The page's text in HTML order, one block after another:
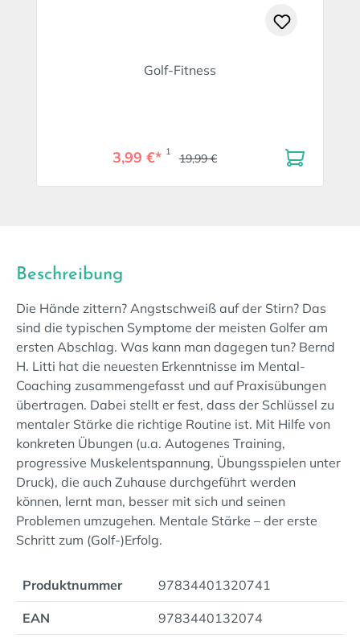
Golf-Fitness
3,99 €* 1 19,99 €
Beschreibung
Die Hände zittern? Angstschweiß auf der Stirn? Das
sind die typischen Symptome der meisten Golfer am
ersten Abschlag. Was kann man dagegen tun? Bernd
H. Litti hat die neuesten Erkenntnisse im Mental-
Coaching zusammengefasst und auf Praxisübungen
übertragen. Dabei stellt er fest, dass der Schlüssel zu
mentaler Stärke die richtige Routine ist. Mit Hilfe von
konkreten Übungen (u.a. Autogenes Training,
progressive Muskelentspannung, Übungsspielen unter
Druck), die auch Zuhause durchgeführt werden
können, lernt man, besser mit sich und seinen
Problemen umzugehen. Mentale Stärke – der erste
Schritt zum (Golf-)Erfolg.
Produktnummer 97834401320741
EAN 9783440132074